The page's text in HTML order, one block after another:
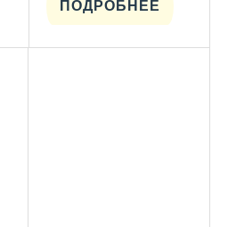
ПОДРОБНЕЕ
несколько